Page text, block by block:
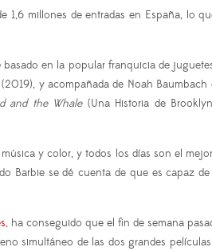
1,6 millones de entradas en España, lo
basado en la popular franquicia de
y acompañada de Noah
and the Whale(Una Historia de
y color, y todos los días son el
Barbie se dé cuenta de que es capaz
, ha conseguido que el fin de semana
simultáneo de las dos grandes